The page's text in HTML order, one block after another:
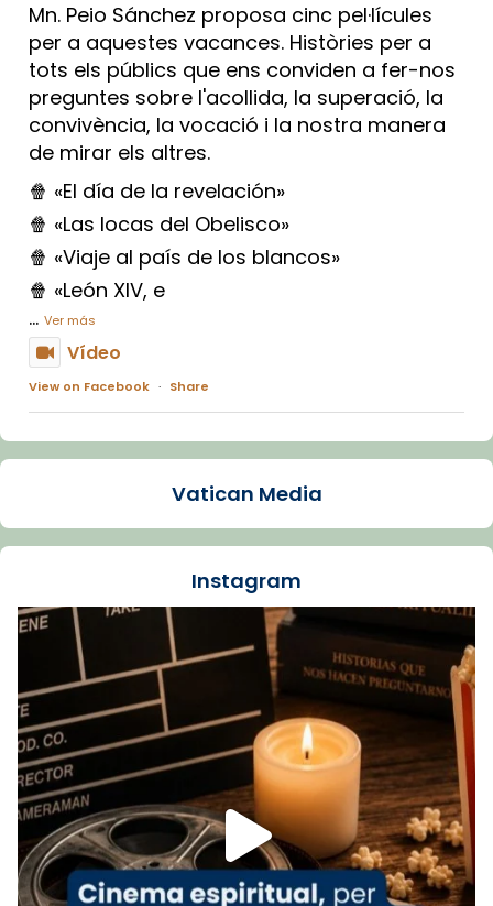
Mn. Peio Sánchez proposa cinc pel·lícules
per a aquestes vacances. Històries per a
tots els públics que ens conviden a fer-nos
preguntes sobre l'acollida, la superació, la
convivència, la vocació i la nostra manera
de mirar els altres.
🍿 «El día de la revelación»
🍿 «Las locas del Obelisco»
🍿 «Viaje al país de los blancos»
🍿 «León XIV, e
... Ver más
Vídeo
View on Facebook · Share
Arquebisbat de Barcelona
La Carmina va patir depressió. Fa gairebé
dos mesos, a l'Estadi Lluís Companys, la
Recupera l'entrevista comp
Vatican
tican News 👇
www.vaticannews.va/es/iglesia/news/2026-
07/carmina-historia-depresion-papa-viaje-
espana-testimoni...
Foto
View on Facebook · Share
Arquebisbat de Barcelona
2 weeks ago
Vatican Media
Instagram